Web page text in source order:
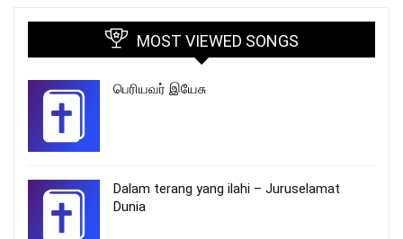
MOST VIEWED SONGS
பெரியவர் இயேசு
Dalam terang yang ilahi – Juruselamat
Dunia